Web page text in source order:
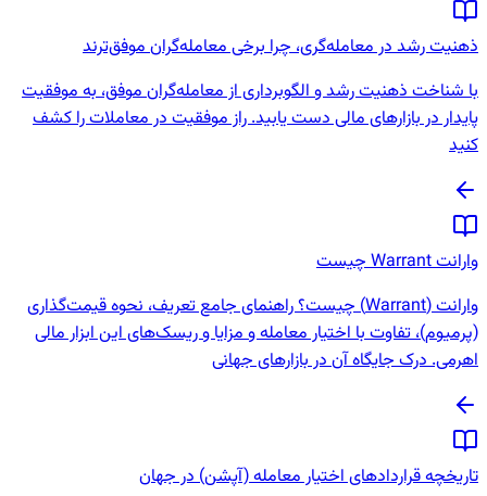
ذهنیت رشد در معامله‌گری، چرا برخی معامله‌گران موفق‌ترند
با شناخت ذهنیت رشد و الگوبرداری از معامله‌گران موفق، به موفقیت
پایدار در بازارهای مالی دست یابید. راز موفقیت در معاملات را کشف
کنید
وارانت Warrant چیست
وارانت (Warrant) چیست؟ راهنمای جامع تعریف، نحوه قیمت‌گذاری
(پرمیوم)، تفاوت با اختیار معامله و مزایا و ریسک‌های این ابزار مالی
اهرمی. درک جایگاه آن در بازارهای جهانی
تاریخچه قراردادهای اختیار معامله (آپشن) در جهان